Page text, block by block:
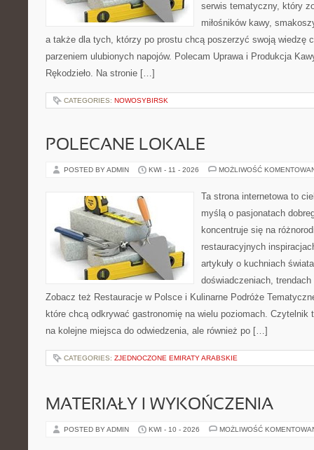
serwis tematyczny, który
miłośników kawy,
a także dla tych, którzy po prostu chcą poszerzyć swoją wiedzę
parzeniem ulubionych napojów. Polecam Uprawa i Produkcja
Rękodzieło. Na stronie […]
CATEGORIES: NOWOSYBIRSK
POLECANE LOKALE
POSTED BY ADMIN KWI - 11 - 2026 MOŻLIWOŚĆ
Ta strona internetowa to
myślą o pasjonatach
koncentruje się na
restauracyjnych
artykuły o kuchniach
doświadczeniach,
Zobacz też Restauracje w Polsce i Kulinarne Podróże
które chcą odkrywać gastronomię na wielu poziomach. Czytelnik
na kolejne miejsca do odwiedzenia, ale również po […]
CATEGORIES: ZJEDNOCZONE EMIRATY ARABSKIE
MATERIAŁY I WYKOŃCZENIA
POSTED BY ADMIN KWI - 10 - 2026 MOŻLIWOŚĆ